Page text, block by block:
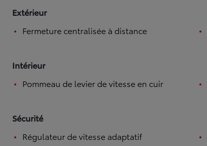
Extérieur
Fermeture centralisée à distance
Intérieur
Pommeau de levier de vitesse en cuir
Sécurité
Régulateur de vitesse adaptatif